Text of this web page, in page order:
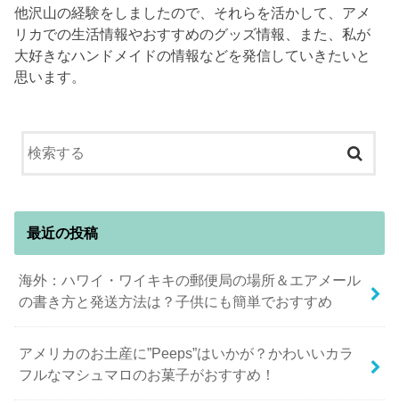
他沢山の経験をしましたので、それらを活かして、アメ
リカでの生活情報やおすすめのグッズ情報、また、私が
大好きなハンドメイドの情報などを発信していきたいと
思います。
最近の投稿
海外：ハワイ・ワイキキの郵便局の場所＆エアメール
の書き方と発送方法は？子供にも簡単でおすすめ
アメリカのお土産に”Peeps”はいかが？かわいいカラ
フルなマシュマロのお菓子がおすすめ！